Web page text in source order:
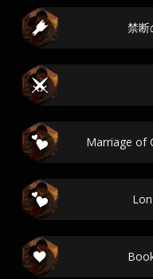
禁断
Marriage of